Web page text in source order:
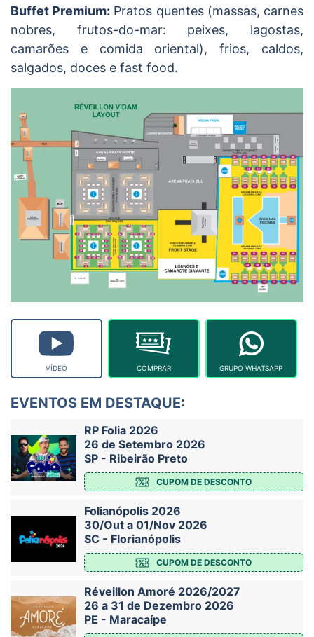
Buffet Premium: Pratos quentes (massas, carnes
nobres, frutos-do-mar: peixes, lagostas,
camarões e comida oriental), frios, caldos,
salgados, doces e fast food.
VÍDEO COMPRAR GRUPO WHATSAPP
EVENTOS EM DESTAQUE:
RP Folia 2026
26 de Setembro 2026
SP - Ribeirão Preto
CUPOM DE DESCONTO
Folianópolis 2026
30/Out a 01/Nov 2026
SC - Florianópolis
CUPOM DE DESCONTO
Réveillon Amoré 2026/2027
26 a 31 de Dezembro 2026
PE - Maracaípe